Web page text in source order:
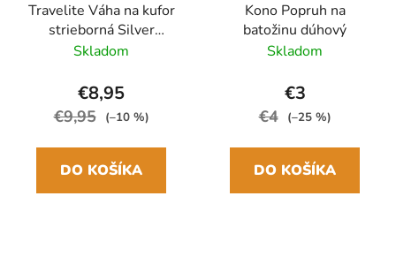
Travelite Váha na kufor
strieborná Silver
Digitálna
Skladom
€8,95
€9,95 (–10 %)
DO KOŠÍKA
Kono Popruh na
batožinu dúhový
Skladom
€3
€4 (–25 %)
DO KOŠÍKA